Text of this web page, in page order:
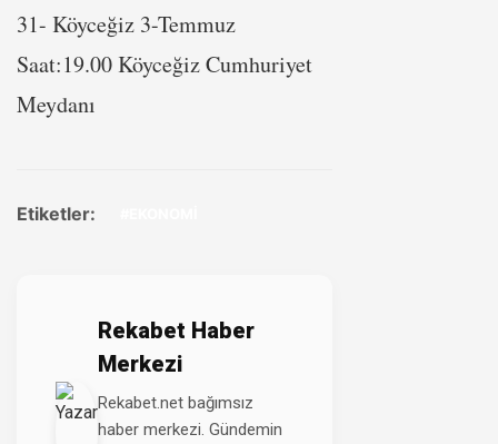
31- Köyceğiz 3-Temmuz
Saat:19.00 Köyceğiz Cumhuriyet
Meydanı
Etiketler:
Rekabet Haber
Merkezi
Rekabet.net bağımsız
haber merkezi. Gündemin